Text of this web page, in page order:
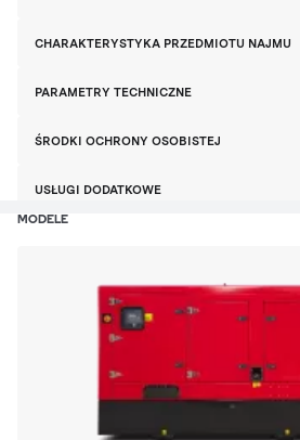
CHARAKTERYSTYKA PRZEDMIOTU NAJMU
PARAMETRY TECHNICZNE
ŚRODKI OCHRONY OSOBISTEJ
USŁUGI DODATKOWE
MODELE